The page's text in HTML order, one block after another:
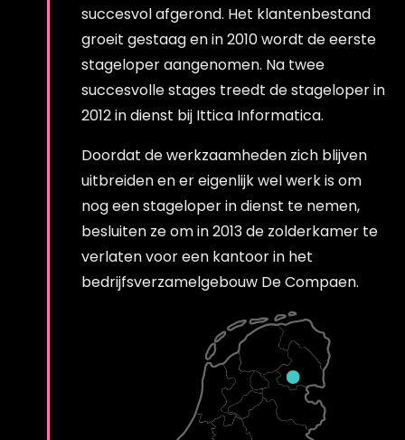
succesvol afgerond. Het klantenbestand
groeit gestaag en in 2010 wordt de eerste
stageloper aangenomen. Na twee
succesvolle stages treedt de stageloper in
2012 in dienst bij Ittica Informatica.
Doordat de werkzaamheden zich blijven
uitbreiden en er eigenlijk wel werk is om
nog een stageloper in dienst te nemen,
besluiten ze om in 2013 de zolderkamer te
verlaten voor een kantoor in het
bedrijfsverzamelgebouw De Compaen.